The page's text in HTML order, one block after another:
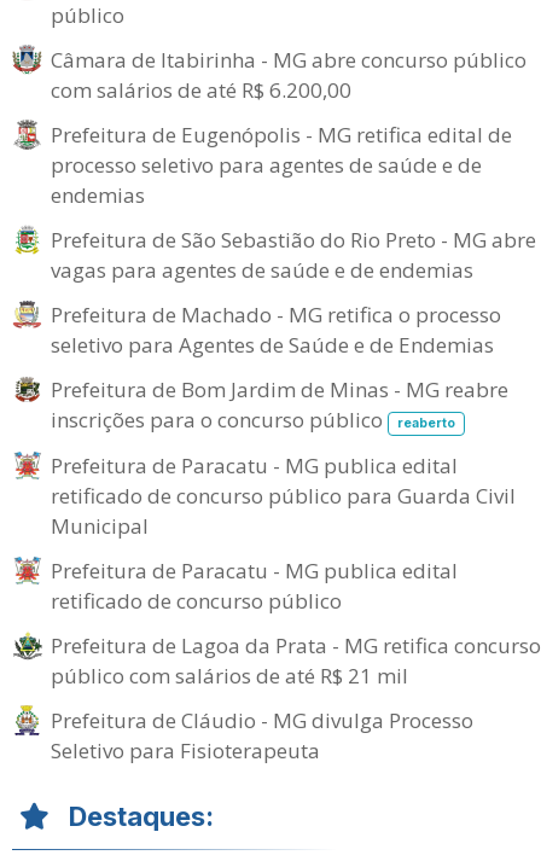
público
Câmara de Itabirinha - MG abre concurso público
com salários de até R$ 6.200,00
Prefeitura de Eugenópolis - MG retifica edital de
processo seletivo para agentes de saúde e de
endemias
Prefeitura de São Sebastião do Rio Preto - MG abre
vagas para agentes de saúde e de endemias
Prefeitura de Machado - MG retifica o processo
seletivo para Agentes de Saúde e de Endemias
Prefeitura de Bom Jardim de Minas - MG reabre
inscrições para o concurso público
reaberto
Prefeitura de Paracatu - MG publica edital
retificado de concurso público para Guarda Civil
Municipal
Prefeitura de Paracatu - MG publica edital
retificado de concurso público
Prefeitura de Lagoa da Prata - MG retifica concurso
público com salários de até R$ 21 mil
Prefeitura de Cláudio - MG divulga Processo
Seletivo para Fisioterapeuta
Destaques: